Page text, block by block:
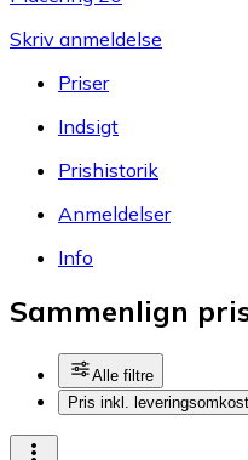
Skriv anmeldelse
Priser
Indsigt
Prishistorik
Anmeldelser
Info
Sammenlign
Alle filtre
Pris inkl.